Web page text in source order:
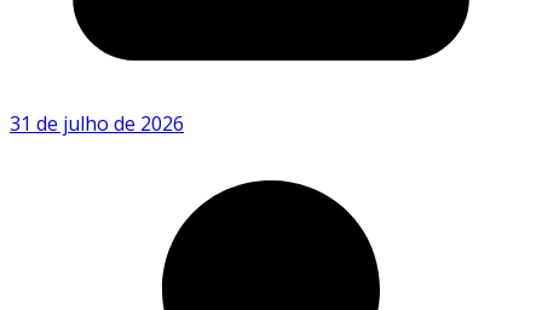
31 de julho de 2026